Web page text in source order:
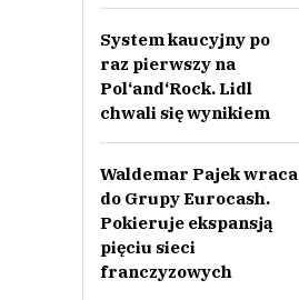
System kaucyjny po
raz pierwszy na
Pol‘and‘Rock. Lidl
chwali się wynikiem
Waldemar Pajek wraca
do Grupy Eurocash.
Pokieruje ekspansją
pięciu sieci
franczyzowych